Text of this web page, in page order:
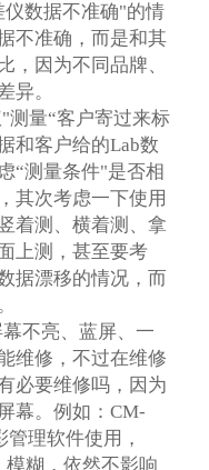
数据不准确"的情
不准确，而是和其
，因为不同品牌、
异。
测量“客户寄过来标
和客户给的Lab数
“测量条件"是否相
其次考虑一下使用
着测、横着测、拿
上测，甚至要考
据漂移的情况，而
不亮、蓝屏、一
维修，不过在维修
必要维修吗，因为
幕。例如：CM-
理软件使用，
模糊，依然不影响